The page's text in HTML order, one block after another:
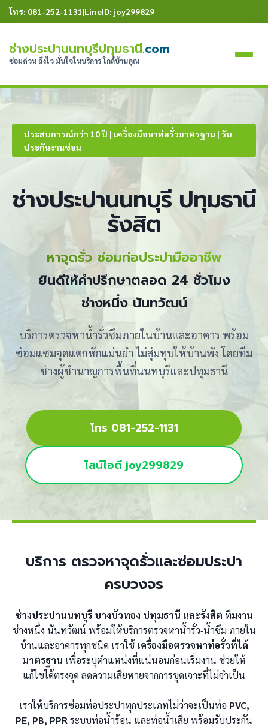
โทร: 081-252-1131|LineID: joy299829
ช่างประปานนทบุรีปทุมธานี.com
ซ่อมด่วน ถึงไว มั่นใจในบริการ ใกล้บ้านคุณ
ประสบการณ์กว่า 10 ปี | เครื่องมือหาท่อรั่วมาตรฐาน | รับ
ประกันงานซ่อม
ช่างประปานนทบุรี ปทุมธานี
รังสิต
หาจุดรั่ว ซ่อมท่อประปามืออาชีพ
ยินดีให้คำปรึกษาตลอด 24 ชั่วโมง
ช่างหนึ่ง นันทวัฒน์
บริการตรวจหาน้ำรั่วซึมภายในบ้านและอาคาร พร้อม
ซ่อมแซมจุดแตกหักแม่นยำ ไม่สุ่มทุบให้บ้านพัง โดยทีม
ช่างผู้ชำนาญการพื้นที่นนทบุรีและปทุมธานี
โทร 081-252-1131
ไลน์ไอดี joy299829
บริการ ตรวจหาจุดรั่วและซ่อมประปา
ครบวงจร
ช่างประปานนทบุรี บางบัวทอง ปทุมธานี และรังสิต ทีมงาน
ช่างหนึ่ง นันทวัฒน์ พร้อมให้บริการตรวจหาน้ำรั่ว-น้ำซึม ภายใน
บ้านและอาคารทุกชนิด เราใช้ เครื่องมือตรวจหาท่อรั่วที่ได้
มาตรฐาน เพื่อระบุตำแหน่งที่แน่นอนก่อนเริ่มงาน ช่วยให้
แก้ไขได้ตรงจุด ลดความเสียหายจากการขุดเจาะที่ไม่จำเป็น
เราให้บริการซ่อมท่อประปาทุกประเภทไม่ว่าจะเป็นท่อ PVC,
PE, PB, PPR ระบบท่อน้ำร้อน และท่อน้ำเสีย พร้อมรับประกัน